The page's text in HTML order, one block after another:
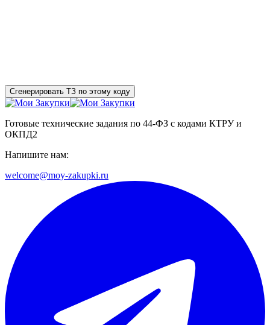
Сгенерировать ТЗ по этому коду
Готовые технические задания по 44-ФЗ с кодами КТРУ и
ОКПД2
Напишите нам:
welcome@moy-zakupki.ru